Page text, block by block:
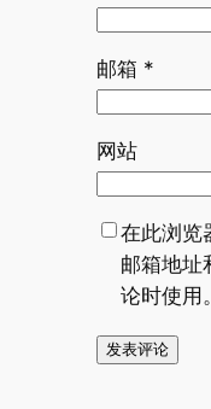
邮箱 *
网站
在此浏览
邮箱地址
论时使用。